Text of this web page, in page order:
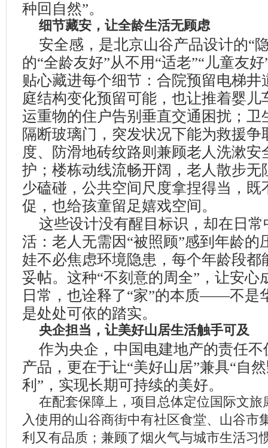
种回自然”。
细节藏安，让全龄生活无顾虑
安全感，是北京山谷产品设计的“
的“全龄友好”从不用“适老”“ 儿童友好
贴心藏进每个细节：合院预留电梯井
庭结构变化预留可能，也让推着婴儿
运重物的住户告别垂直交通困扰；卫
隔断玻璃门，突发状况下能为救援争
度、防滑地砖纹路则兼顾老人洗漱安
护；楼栋动线流畅开阔，老人散步无
少磕碰，公共空间尺度拿捏得当，既
促，也给孩童留足嬉戏空间。
这些设计没有醒目标识，却在日
活：老人无需因 “被照顾”感到年龄的
娃不必焦虑环境隐患，每个年龄段都
妥帖。这种“不刻意的周全” ，让安心
日常，也诠释了“家”的本质——不是
是处处可依的踏实。
央企担当，让美好山居生活触手可及
作为央企，中国电建地产的责任
产品，更在于让“美好山居”兼具“自
利 ” ，实现长期可持续的美好。
在配套保障上，项目总体定位国际文旅
入使用的山谷商街中有社区食堂、山谷市
利又有品质；兼顾了烟火气与城市生活习